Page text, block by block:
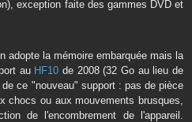
exception faite des gammes DVD et
adopte la mémoire embarquée mais la
au HF10 de 2008 (32 Go au lieu de
ce "nouveau" support : pas de pièce
chocs ou aux mouvements brusques,
de l'encombrement de l'appareil.